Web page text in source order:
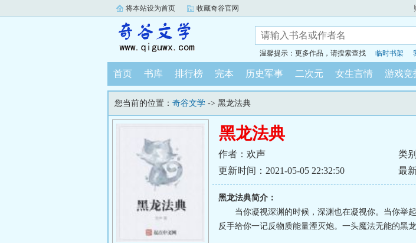
将本站设为首页 收藏奇谷官网
温馨提示：更多作品，请搜索查找 临时书架
首页 书库 排行榜 完本 历史军事 二次元 女生言情 游戏竞
您当前的位置： 奇谷文学 -> 黑龙法典
黑龙法典
作者：欢声 类
更新时间：2021-05-05 22:32:50
最
黑龙法典简介：
当你凝视深渊的时候，深渊也在凝视你。当你举
反手给你一记反物质能量湮灭炮。一头魔法无能的黑